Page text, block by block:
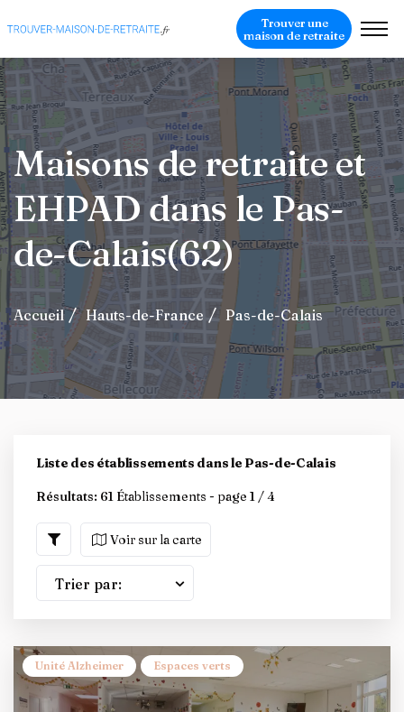
Trouver une
maison de retraite
Maisons de retraite et
EHPAD dans le Pas-
de-Calais(62)
Accueil Hauts-de-France Pas-de-Calais
Liste des établissements dans le Pas-de-Calais
Résultats: 61 Établissements - page 1 / 4
Voir sur la carte
Trier par:
Unité Alzheimer Espaces verts